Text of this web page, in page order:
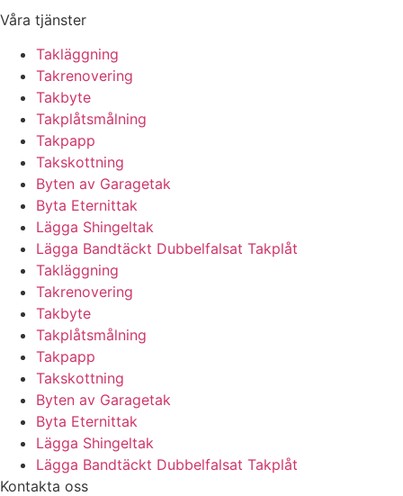
Våra tjänster
Takläggning
Takrenovering
Takbyte
Takplåtsmålning
Takpapp
Takskottning
Byten av Garagetak
Byta Eternittak
Lägga Shingeltak
Lägga Bandtäckt Dubbelfalsat Takplåt
Takläggning
Takrenovering
Takbyte
Takplåtsmålning
Takpapp
Takskottning
Byten av Garagetak
Byta Eternittak
Lägga Shingeltak
Lägga Bandtäckt Dubbelfalsat Takplåt
Kontakta oss